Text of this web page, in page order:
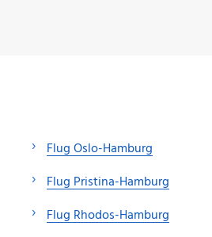
Flug Oslo-Hamburg
Flug Pristina-Hamburg
Flug Rhodos-Hamburg